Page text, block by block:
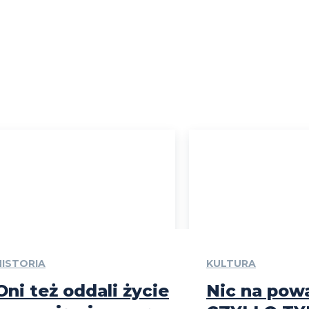
też oddali życie
KULTURA
Nic na